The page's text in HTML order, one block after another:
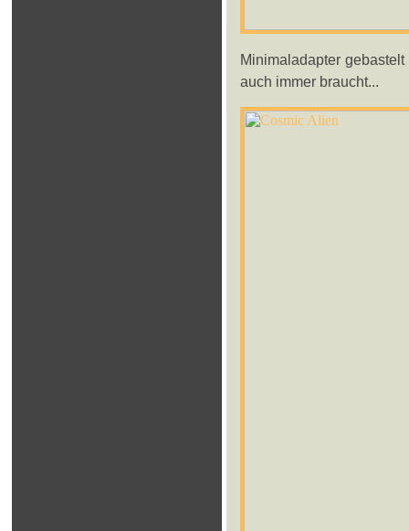
Minimaladapter
auch immer braucht...